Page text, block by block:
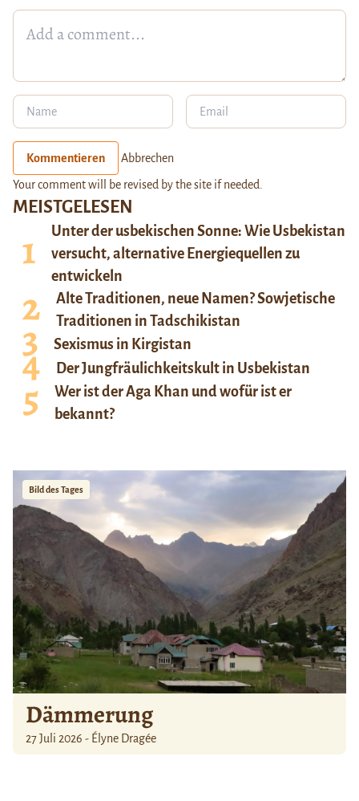
MEISTGELESEN
Unter der usbekischen Sonne: Wie Usbekistan
versucht, alternative Energiequellen zu
entwickeln
Alte Traditionen, neue Namen? Sowjetische
Traditionen in Tadschikistan
Sexismus in Kirgistan
Der Jungfräulichkeitskult in Usbekistan
Wer ist der Aga Khan und wofür ist er
bekannt?
Bild des Tages
Dämmerung
27 Juli 2026 - Élyne Dragée
Kommentieren Abbrechen
Your comment will be revised by the site if needed.